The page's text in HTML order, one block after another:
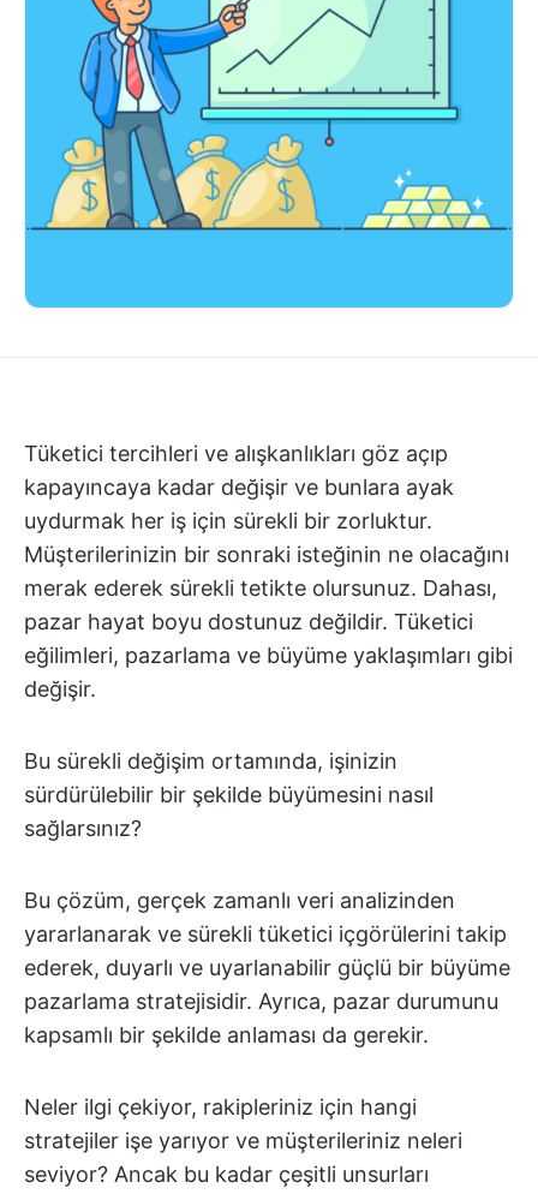
Tüketici tercihleri ve alışkanlıkları göz açıp
kapayıncaya kadar değişir ve bunlara ayak
uydurmak her iş için sürekli bir zorluktur.
Müşterilerinizin bir sonraki isteğinin ne olacağını
merak ederek sürekli tetikte olursunuz. Dahası,
pazar hayat boyu dostunuz değildir. Tüketici
eğilimleri, pazarlama ve büyüme yaklaşımları gibi
değişir.
Bu sürekli değişim ortamında, işinizin
sürdürülebilir bir şekilde büyümesini nasıl
sağlarsınız?
Bu çözüm, gerçek zamanlı veri analizinden
yararlanarak ve sürekli tüketici içgörülerini takip
ederek, duyarlı ve uyarlanabilir güçlü bir büyüme
pazarlama stratejisidir. Ayrıca, pazar durumunu
kapsamlı bir şekilde anlaması da gerekir.
Neler ilgi çekiyor, rakipleriniz için hangi
stratejiler işe yarıyor ve müşterileriniz neleri
seviyor? Ancak bu kadar çeşitli unsurları